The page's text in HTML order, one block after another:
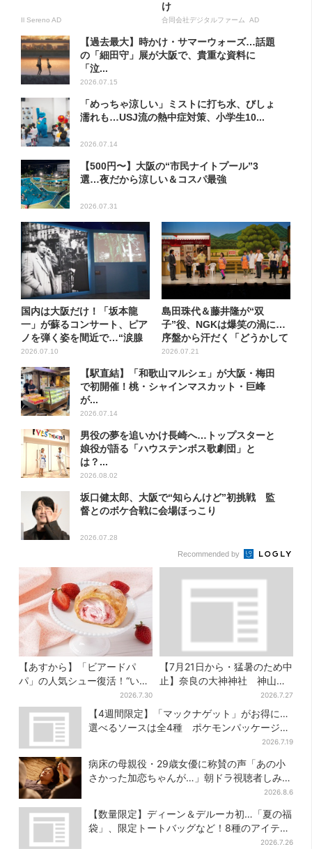
Il Sereno AD
け
合同会社デジタルファーム AD
【過去最大】時かけ・サマーウォーズ…話題
の「細田守」展が大阪で、貴重な資料に
「泣...
2026.07.15
「めっちゃ涼しい」ミストに打ち水、びしょ
濡れも…USJ流の熱中症対策、小学生10...
2026.07.14
【500円〜】大阪の“市民ナイトプール”3
選…夜だから涼しい＆コスパ最強
2026.07.31
国内は大阪だけ！「坂本龍
一」が蘇るコンサート、ピア
ノを弾く姿を間近で…“涙腺
が崩...
2026.07.10
島田珠代＆藤井隆が“双
子”役、NGKは爆笑の渦に…
序盤から汗だく「どうかして
まし...
2026.07.21
【駅直結】「和歌山マルシェ」が大阪・梅田
で初開催！桃・シャインマスカット・巨峰
が...
2026.07.14
男役の夢を追いかけ長崎へ…トップスターと
娘役が語る「ハウステンボス歌劇団」と
は？...
2026.08.02
坂口健太郎、大阪で“知らんけど”初挑戦 監
督とのボケ合戦に会場ほっこり
2026.07.28
Recommended by
【あすから】「ビアードパ
パ」の人気シュー復活！“いち
ご×チーズケーキ”「待ってま
した」とSNSで大歓喜
2026.7.30
【7月21日から・猛暑のため中
止】奈良の大神神社 神山登
拝受付を中止…「こういう英
断は増えて欲しい」
2026.7.27
【4週間限定】「マックナゲット」がお得に…
選べるソースは全4種 ポケモンパッケージは
2026.7.19
病床の母親役・29歳女優に称賛の声「あの小
さかった加恋ちゃんが…」朝ドラ視聴者しみじ
2026.8.6
【数量限定】ディーン＆デルーカ初…「夏の福
袋」、限定トートバッグなど！8種のアイテム
2026.7.26